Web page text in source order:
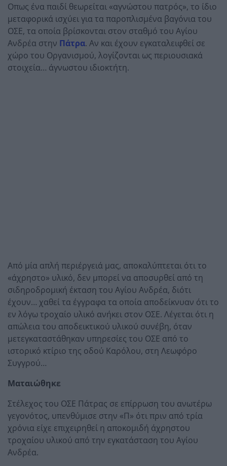
Οπως ένα παιδί θεωρείται «αγνώστου πατρός», το ίδιο
μεταφορικά ισχύει για τα παροπλισμένα βαγόνια του
ΟΣΕ, τα οποία βρίσκονται στον σταθμό του Αγίου
Ανδρέα στην Πάτρα. Αν και έχουν εγκαταλειφθεί σε
χώρο του Οργανισμού, λογίζονται ως περιουσιακά
στοιχεία… άγνωστου ιδιοκτήτη.
Από μία απλή περιέργειά μας, αποκαλύπτεται ότι το
«άχρηστο» υλικό, δεν μπορεί να αποσυρθεί από τη
σιδηροδρομική έκταση του Αγίου Ανδρέα, διότι
έχουν… χαθεί τα έγγραφα τα οποία αποδείκνυαν ότι το
εν λόγω τροχαίο υλικό ανήκει στον ΟΣΕ. Λέγεται ότι η
απώλεια του αποδεικτικού υλικού συνέβη, όταν
μετεγκαταστάθηκαν υπηρεσίες του ΟΣΕ από το
ιστορικό κτίριο της οδού Καρόλου, στη Λεωφόρο
Συγγρού…
Ματαιώθηκε
Στέλεχος του ΟΣΕ Πάτρας σε επίρρωση του ανωτέρω
γεγονότος, υπενθύμισε στην «Π» ότι πριν από τρία
χρόνια είχε επιχειρηθεί η αποκομιδή άχρηστου
τροχαίου υλικού από την εγκατάσταση του Αγίου
Ανδρέα.